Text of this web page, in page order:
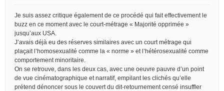
Je suis assez critique également de ce procédé qui fait effectivement le
buzz en ce moment avec le court-métrage « Majorité opprimée »
jusqu’aux USA.
J’avais déjà eu des réserves similaires avec un court métrage qui
plaçait l’homosexualité comme la « norme » et l’hétérosexualité comme
comportement minoritaire.
On se retrouve, dans les deux cas, avec une oeuvre pauvre d’un point
de vue cinématographique et narratif, empilant les clichés qu’elle
prétend dénoncer sous le couvert du dit-retournement censé insuffler